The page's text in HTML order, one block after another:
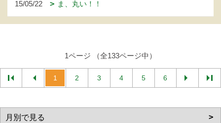
15/05/22 ま、丸い！！
1ページ （全133ページ中）
1 2 3 4 5 6